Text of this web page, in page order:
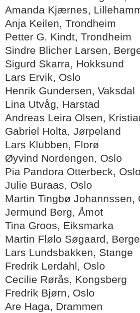
Amanda Kjærnes,
Anja Keilen, Trondheim
Petter G. Kindt, Trondheim
Sindre Blicher Larsen,
Sigurd Skarra, Hokksund
Lars Ervik, Oslo
Henrik Gundersen, Vaksdal
Lina Utvåg, Harstad
Andreas Leira Olsen,
Gabriel Holta, Jørpeland
Lars Klubben, Florø
Øyvind Nordengen, Oslo
Pia Pandora Otterbeck, Oslo
Julie Buraas, Oslo
Martin Tingbø Johannssen,
Jermund Berg, Åmot
Tina Groos, Eiksmarka
Martin Flølo Søgaard,
Lars Lundsbakken, Stange
Fredrik Lerdahl, Oslo
Cecilie Rørås, Kongsberg
Fredrik Bjørn, Oslo
Are Haga, Drammen